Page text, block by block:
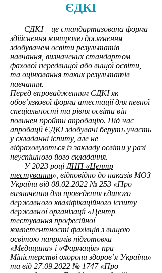
ЄДКІ
ЄДКІ – це стандартизована форма
здійснення контролю досягнення
здобувачем освіти результатів
навчання, визначених стандартом
фахової передвищої або вищої освіти,
та оцінювання таких результатів
навчання.
Перед впровадженням ЄДКІ як
обов’язкової форми атестації для певної
спеціальності та рівня освіти він
повинен пройти апробацію. Під час
апробації ЄДКІ здобувачі беруть участь
у складанні іспиту, але не
відраховуються із закладу освіти у разі
неуспішного його складання.
У 2023 році ДНП «Центр
тестування», відповідно до наказів МОЗ
України від 08.02.2022 № 253 «Про
визначення для проведення єдиного
державного кваліфікаційного іспиту
державної організації «Центр
тестування професійної
компетентності фахівців з вищою
освітою напрямів підготовки
«Медицина» і «Фармація» при
Міністерстві охорони здоров’я України»
та від 27.09.2022 № 1747 «Про